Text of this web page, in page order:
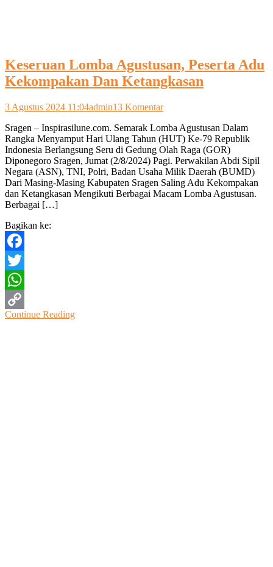
Keseruan Lomba Agustusan, Peserta Adu
Kekompakan Dan Ketangkasan
3 Agustus 2024 11:04admin13 Komentarpada
Lomba
Agustusan,
Peserta
Adu
Kekompakan
Dan
Ketangkasan
Sragen – Inspirasilune.com. Semarak Lomba Agustusan Dalam
Rangka Menyamput Hari Ulang Tahun (HUT) Ke-79 Republik
Indonesia Berlangsung Seru di Gedung Olah Raga (GOR)
Diponegoro Sragen, Jumat (2/8/2024) Pagi. Perwakilan Abdi Sipil
Negara (ASN), TNI, Polri, Badan Usaha Milik Daerah (BUMD)
Dari Masing-Masing Kabupaten Sragen Saling Adu Kekompakan
dan Ketangkasan Mengikuti Berbagai Macam Lomba Agustusan.
Berbagai […]
Bagikan ke:
Facebook
Twitter
WhatsApp
Copy
Continue Reading